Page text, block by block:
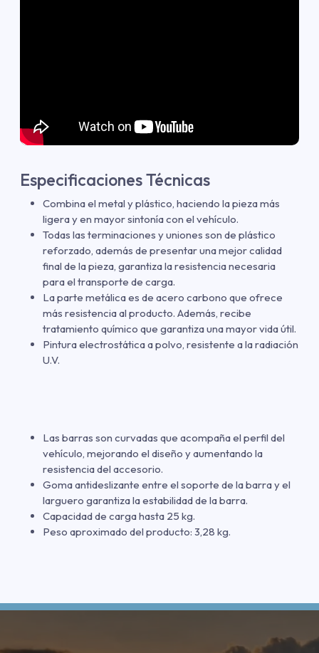
Especificaciones Técnicas
Combina el metal y plástico, haciendo la pieza más
ligera y en mayor sintonía con el vehículo.
Todas las terminaciones y uniones son de plástico
reforzado, además de presentar una mejor calidad
final de la pieza, garantiza la resistencia necesaria
para el transporte de carga.
La parte metálica es de acero carbono que ofrece
más resistencia al producto. Además, recibe
tratamiento químico que garantiza una mayor vida útil.
Pintura electrostática a polvo, resistente a la radiación
U.V.
Las barras son curvadas que acompaña el perfil del
vehículo, mejorando el diseño y aumentando la
resistencia del accesorio.
Goma antideslizante entre el soporte de la barra y el
larguero garantiza la estabilidad de la barra.
Capacidad de carga hasta 25 kg.
Peso aproximado del producto: 3,28 kg.